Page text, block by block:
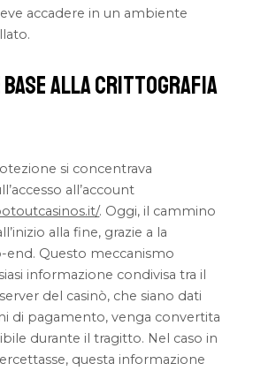
accadere in un ambiente
Base alla Crittografia
si concentrava
all’account
. Oggi, il cammino
alla fine, grazie a la
Questo meccanismo
informazione condivisa tra il
del casinò, che siano dati
di pagamento, venga convertita
durante il tragitto. Nel caso in
questa informazione